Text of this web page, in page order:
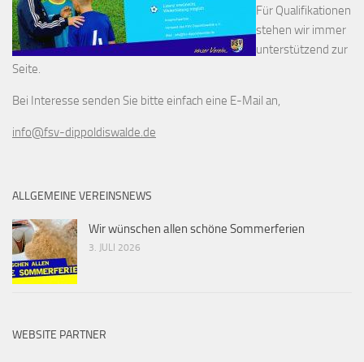
Für Qualifikationen
stehen wir immer
unterstützend zur
Seite.
Bei Interesse senden Sie bitte einfach eine E-Mail an,
info@fsv-dippoldiswalde.de
ALLGEMEINE VEREINSNEWS
Wir wünschen allen schöne Sommerferien
3. JULI 2026
WEBSITE PARTNER